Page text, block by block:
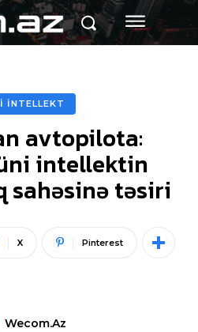
İNTELLEKT
avtopilota:
intellektin
sahəsinə təsiri
X Pinterest
Wecom.az